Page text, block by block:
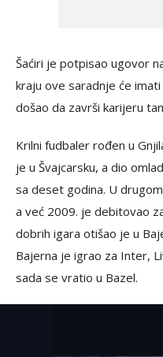
Šaćiri je potpisao ugovor
kraju ove saradnje će
došao da završi karijeru
Krilni fudbaler rođen u
je u Švajcarsku, a dio
sa deset godina. U
a već 2009. je debitovao
dobrih igara otišao je u
Bajerna je igrao za Inter,
sada se vratio u Bazel.